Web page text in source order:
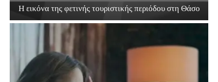
Η εικόνα της φετινής τουριστικής περιόδου στη Θάσο